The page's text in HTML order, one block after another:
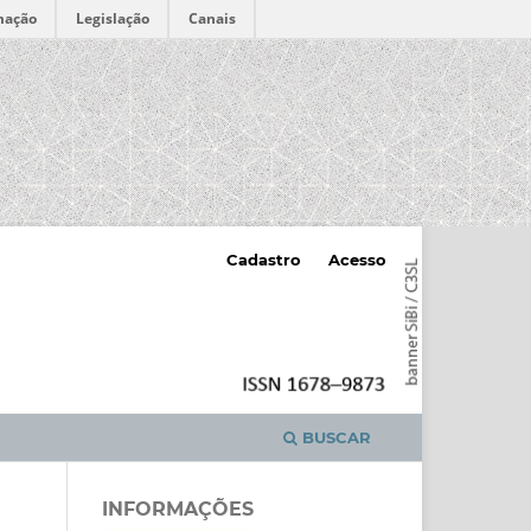
Legislação Canais
BUSCAR
Cadastro Acesso
INFORMAÇÕES